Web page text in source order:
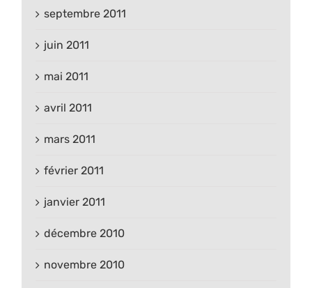
septembre 2011
juin 2011
mai 2011
avril 2011
mars 2011
février 2011
janvier 2011
décembre 2010
novembre 2010